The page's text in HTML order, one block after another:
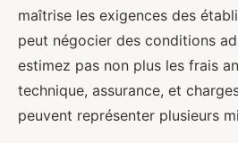
maîtrise les exigences des
peut négocier des conditions
estimez pas non plus les frais
technique, assurance, et
peuvent représenter plusieurs